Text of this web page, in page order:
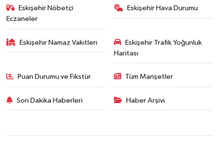
Eskişehir Nöbetçi
Eczaneler
Eskişehir Hava Durumu
Eskişehir Namaz Vakitleri
Eskişehir Trafik Yoğunluk
Haritası
Puan Durumu ve Fikstür Tüm Manşetler
Son Dakika Haberleri Haber Arşivi